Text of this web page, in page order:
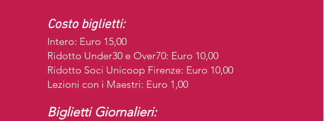
Costo biglietti:
Intero: Euro 15,00
Ridotto Under30 e Over70: Euro 10,00
Ridotto Soci Unicoop Firenze: Euro 10,00
Lezioni con i Maestri: Euro 1,00
Biglietti Giornalieri: